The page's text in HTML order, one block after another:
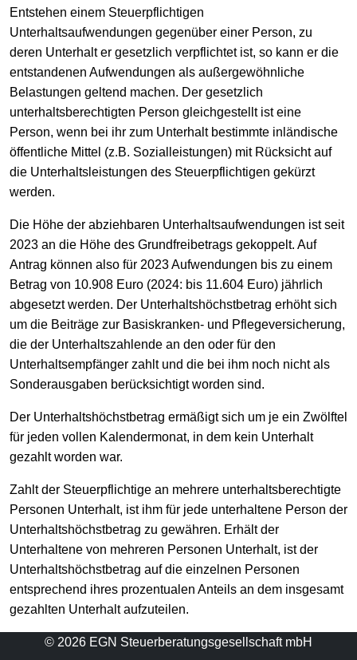
Entstehen einem Steuerpflichtigen
Unterhaltsaufwendungen gegenüber einer Person, zu
deren Unterhalt er gesetzlich verpflichtet ist, so kann er die
entstandenen Aufwendungen als außergewöhnliche
Belastungen geltend machen. Der gesetzlich
unterhaltsberechtigten Person gleichgestellt ist eine
Person, wenn bei ihr zum Unterhalt bestimmte inländische
öffentliche Mittel (z.B. Sozialleistungen) mit Rücksicht auf
die Unterhaltsleistungen des Steuerpflichtigen gekürzt
werden.
Die Höhe der abziehbaren Unterhaltsaufwendungen ist seit
2023 an die Höhe des Grundfreibetrags gekoppelt. Auf
Antrag können also für 2023 Aufwendungen bis zu einem
Betrag von 10.908 Euro (2024: bis 11.604 Euro) jährlich
abgesetzt werden. Der Unterhaltshöchstbetrag erhöht sich
um die Beiträge zur Basiskranken- und Pflegeversicherung,
die der Unterhaltszahlende an den oder für den
Unterhaltsempfänger zahlt und die bei ihm noch nicht als
Sonderausgaben berücksichtigt worden sind.
Der Unterhaltshöchstbetrag ermäßigt sich um je ein Zwölftel
für jeden vollen Kalendermonat, in dem kein Unterhalt
gezahlt worden war.
Zahlt der Steuerpflichtige an mehrere unterhaltsberechtigte
Personen Unterhalt, ist ihm für jede unterhaltene Person der
Unterhaltshöchstbetrag zu gewähren. Erhält der
Unterhaltene von mehreren Personen Unterhalt, ist der
Unterhaltshöchstbetrag auf die einzelnen Personen
entsprechend ihres prozentualen Anteils an dem insgesamt
gezahlten Unterhalt aufzuteilen.
© 2026 EGN Steuerberatungsgesellschaft mbH